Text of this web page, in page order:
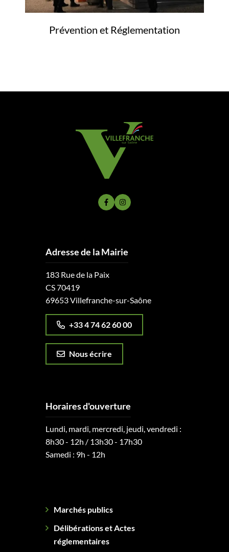
Prévention et Réglementation
Lien vers le compte Facebook
Lien vers le compte Instagram
Adresse de la Mairie
183 Rue de la Paix
CS 70419
69653 Villefranche-sur-Saône
+33 4 74 62 60 00
Nous écrire
Horaires d'ouverture
Lundi, mardi, mercredi, jeudi, vendredi :
8h30 - 12h / 13h30 - 17h30
Samedi : 9h - 12h
Marchés publics
Délibérations et Actes
réglementaires